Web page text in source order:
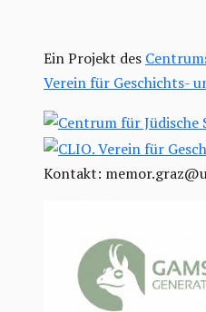
Ein Projekt des
Verein für Geschichts-
Kontakt: